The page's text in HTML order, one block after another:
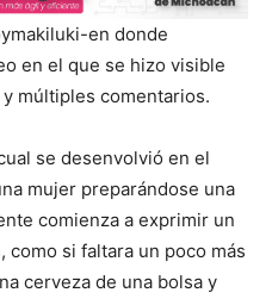
en donde
en el que se hizo visible
múltiples comentarios.
se desenvolvió en el
mujer preparándose una
comienza a exprimir un
como si faltara un poco más
cerveza de una bolsa y